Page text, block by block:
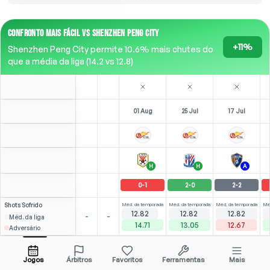
CONFRONTO MAIS FÁCIL VS SHENZHEN PENG CITY
Shenzhen Peng City permite 10.6% mais chutes do
que a média da liga (14.2 vs 12.8)
+11%
01 Aug 25 Jul 17 Jul
H H A
0-1 2-0 2-2
Shots Sofrido
Méd. da liga
Adversário
- -
Méd. da temporada
12.82
14.71
Méd. da temporada
12.82
13.05
Méd. da temporada
12.82
12.67
M. Vital
LCDM Abrir menu
1.91
RCDM
4
LCM-90'
3 (1)
LCDM- 90
Jogos Árbitros Favoritos Ferramentas Mais